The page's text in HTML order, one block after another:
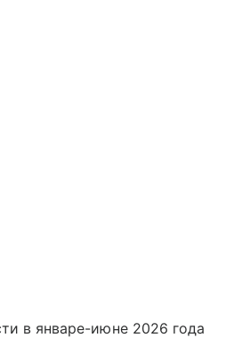
в январе-июне 2026 года